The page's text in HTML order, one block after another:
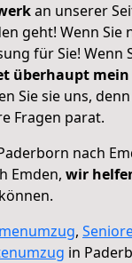
an unserer
geht! Wenn Sie
für Sie! Wenn
überhaupt mein
Sie sie uns,
Fragen parat.
nach
Emden, wir
,
in